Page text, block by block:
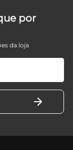
por
da loja